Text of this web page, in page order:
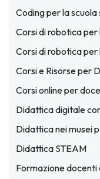
Coding per la
Corsi di robotica
Corsi di robotica
Corsi e Risorse per
Corsi online per
Didattica digitale
Didattica nei musei
Didattica STEAM
Formazione docenti